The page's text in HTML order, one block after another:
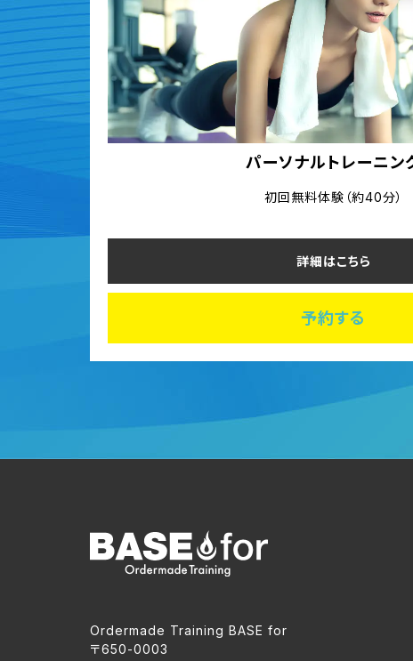
パーソナルトレーニン
初回無料体験（約40分）
詳細はこちら
予約する
Ordermade Training BASE for
〒650-0003